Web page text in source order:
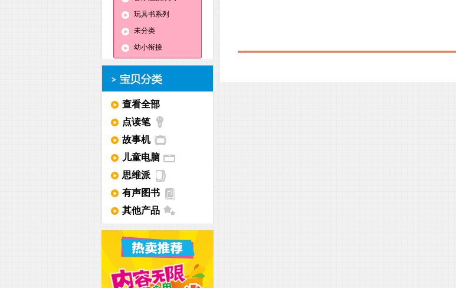
玩具书系列
未分类
幼小衔接
查看全部
点读笔
故事机
儿童电脑
思维派
有声图书
其他产品